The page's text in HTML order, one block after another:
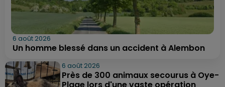
6 août 2026
Un homme blessé dans un accident à Alembon
6 août 2026
Près de 300 animaux secourus à Oye-